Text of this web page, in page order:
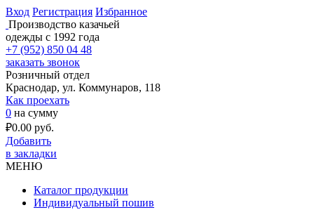
Вход Регистрация Избранное
Производство казачьей
одежды с 1992 года
+7 (952) 850 04 48
заказать звонок
Розничный отдел
Краснодар, ул. Коммунаров, 118
Как проехать
0 на сумму
₽0.00 руб.
Добавить
в закладки
МЕНЮ
Каталог продукции
Индивидуальный пошив